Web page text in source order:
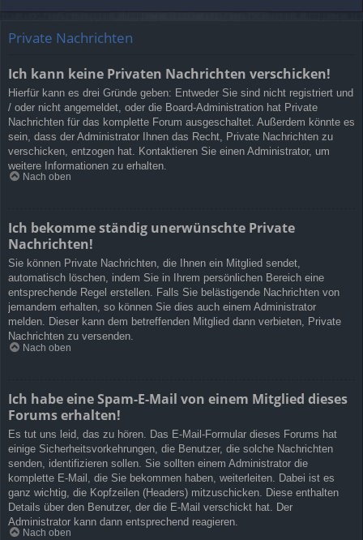
Private Nachrichten
Ich kann keine Privaten Nachrichten verschicken!
Hierfür kann es drei Gründe geben: Entweder Sie sind nicht registriert und
/ oder nicht angemeldet, oder die Board-Administration hat Private
Nachrichten für das komplette Forum ausgeschaltet. Außerdem könnte es
sein, dass der Administrator Ihnen das Recht, Private Nachrichten zu
verschicken, entzogen hat. Kontaktieren Sie einen Administrator, um
weitere Informationen zu erhalten.
Nach oben
Ich bekomme ständig unerwünschte Private
Nachrichten!
Sie können Private Nachrichten, die Ihnen ein Mitglied sendet,
automatisch löschen, indem Sie in Ihrem persönlichen Bereich eine
entsprechende Regel erstellen. Falls Sie belästigende Nachrichten von
jemandem erhalten, so können Sie dies auch einem Administrator
melden. Dieser kann dem betreffenden Mitglied dann verbieten, Private
Nachrichten zu versenden.
Nach oben
Ich habe eine Spam-E-Mail von einem Mitglied dieses
Forums erhalten!
Es tut uns leid, das zu hören. Das E-Mail-Formular dieses Forums hat
einige Sicherheitsvorkehrungen, die Benutzer, die solche Nachrichten
senden, identifizieren sollen. Sie sollten einem Administrator die
komplette E-Mail, die Sie bekommen haben, weiterleiten. Dabei ist es
ganz wichtig, die Kopfzeilen (Headers) mitzuschicken. Diese enthalten
Details über den Benutzer, der die E-Mail verschickt hat. Der
Administrator kann dann entsprechend reagieren.
Nach oben